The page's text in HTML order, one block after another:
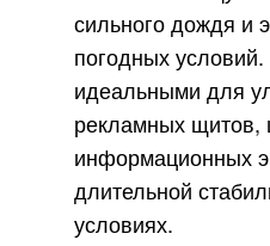
сильного дождя и
погодных
идеальными для
рекламных
информационных
длительной
условиях.